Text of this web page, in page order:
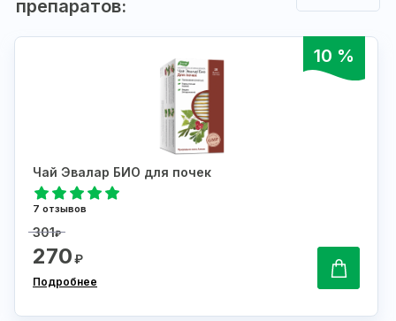
препаратов:
10 %
Чай Эвалар БИО для почек
7 отзывов
301₽
270₽
Подробнее